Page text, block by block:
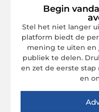
Begin
Stel het niet langer
platform biedt de
mening te uiten
publiek te delen.
en zet de eerste
en